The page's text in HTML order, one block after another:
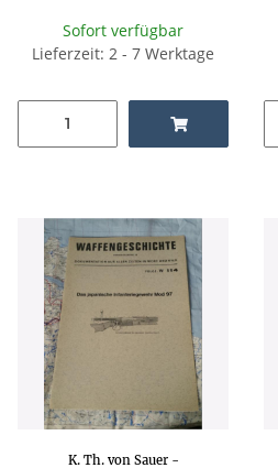
Sofort verfügbar
Lieferzeit: 2 - 7 Werktage
K. Th. von Sauer -